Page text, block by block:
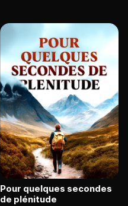
Pour quelques secondes
de plénitude